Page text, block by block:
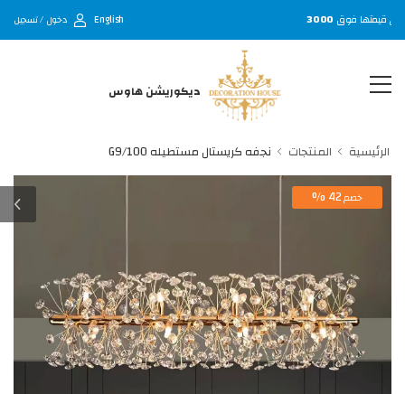
قيمتها فوق3000
English دخول / تسجيل
ديكوريشن هاوس
الرئيسية المنتجات نجفه كريستال مستطيله G9/100
خصم42 %